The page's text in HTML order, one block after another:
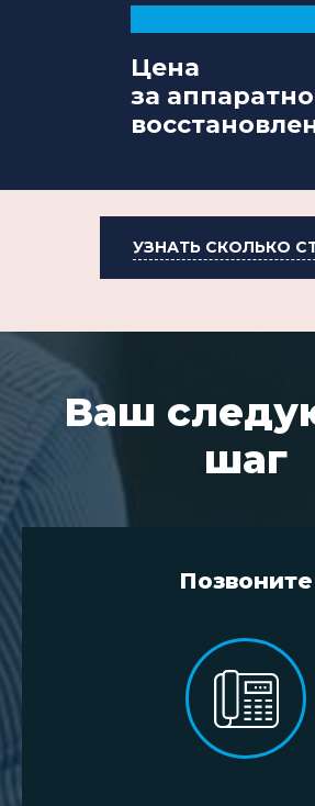
Цена
за
УЗНАТЬ СКОЛЬКО
Ваш
шаг
Позвоните